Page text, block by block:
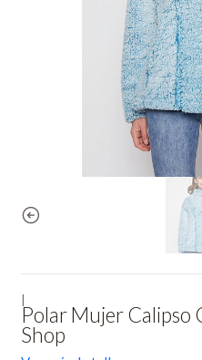
Polar Mujer Calipso
Shop